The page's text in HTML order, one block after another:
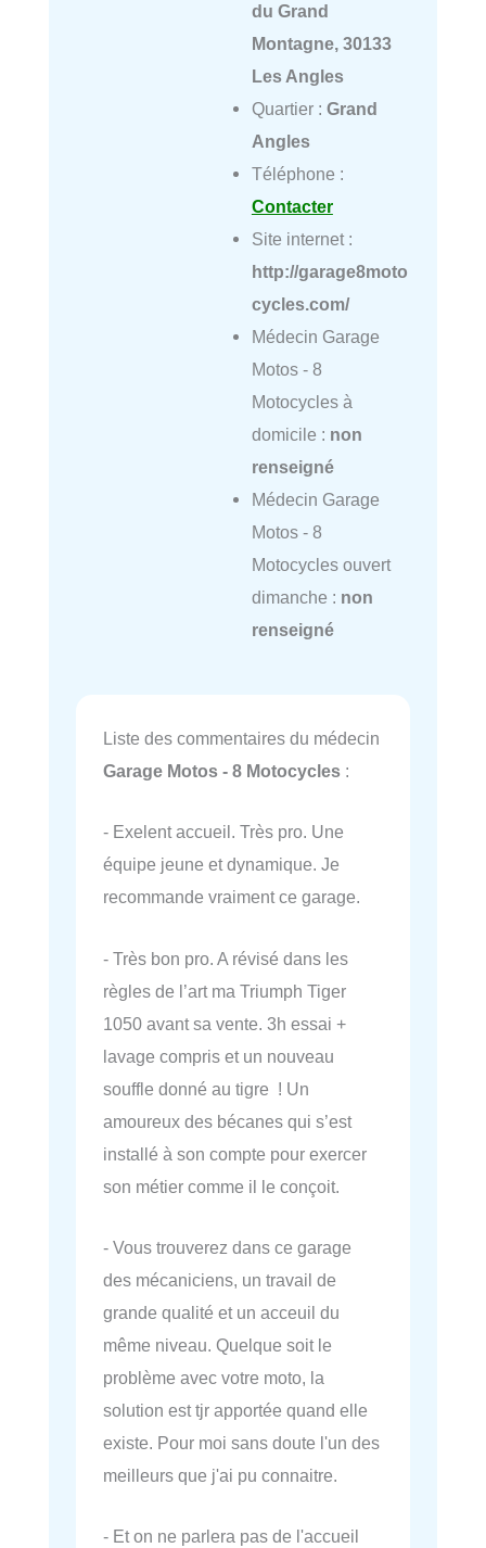
du Grand
Montagne, 30133
Les Angles
Quartier : Grand
Angles
Téléphone :
Contacter
Site internet :
http://garage8moto
cycles.com/
Médecin Garage
Motos - 8
Motocycles à
domicile : non
renseigné
Médecin Garage
Motos - 8
Motocycles ouvert
dimanche : non
renseigné
Liste des commentaires du médecin
Garage Motos - 8 Motocycles :
- Exelent accueil. Très pro. Une
équipe jeune et dynamique. Je
recommande vraiment ce garage.
- Très bon pro. A révisé dans les
règles de l’art ma Triumph Tiger
1050 avant sa vente. 3h essai +
lavage compris et un nouveau
souffle donné au tigre ! Un
amoureux des bécanes qui s’est
installé à son compte pour exercer
son métier comme il le conçoit.
- Vous trouverez dans ce garage
des mécaniciens, un travail de
grande qualité et un acceuil du
même niveau. Quelque soit le
problème avec votre moto, la
solution est tjr apportée quand elle
existe. Pour moi sans doute l'un des
meilleurs que j'ai pu connaitre.
- Et on ne parlera pas de l'accueil